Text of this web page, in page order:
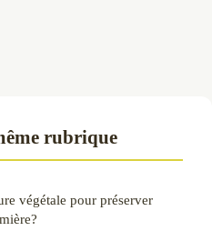
rubrique
végétale pour préserver